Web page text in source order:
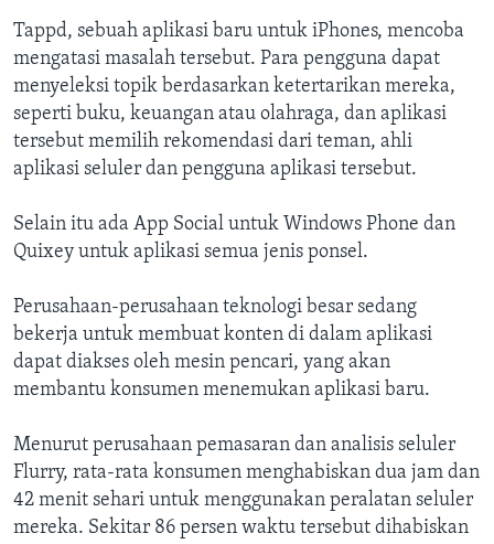
Tappd, sebuah aplikasi baru untuk iPhones, mencoba
mengatasi masalah tersebut. Para pengguna dapat
menyeleksi topik berdasarkan ketertarikan mereka,
seperti buku, keuangan atau olahraga, dan aplikasi
tersebut memilih rekomendasi dari teman, ahli
aplikasi seluler dan pengguna aplikasi tersebut.
Selain itu ada App Social untuk Windows Phone dan
Quixey untuk aplikasi semua jenis ponsel.
Perusahaan-perusahaan teknologi besar sedang
bekerja untuk membuat konten di dalam aplikasi
dapat diakses oleh mesin pencari, yang akan
membantu konsumen menemukan aplikasi baru.
Menurut perusahaan pemasaran dan analisis seluler
Flurry, rata-rata konsumen menghabiskan dua jam dan
42 menit sehari untuk menggunakan peralatan seluler
mereka. Sekitar 86 persen waktu tersebut dihabiskan